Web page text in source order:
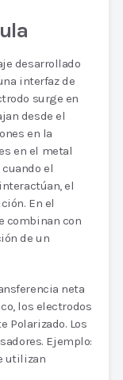
desarrollado
interfaz de
surge en
desde el
en la
en el metal
el
el
En el
combinan con
de un
neta
los electrodos
Polarizado. Los
Ejemplo:
utilizan